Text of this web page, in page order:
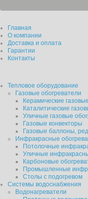
Главная
О компании
Доставка и оплата
Гарантии
Контакты
Тепловое оборудование
Газовые обогреватели
Керамические
Каталитические
Уличные газовые
Газовые конвекторы
Газовые баллоны,
Инфракрасные
Потолочные
Уличные
Карбоновые
Промышленные
Столы с подогревом
Системы водоснабжения
Водонагреватели